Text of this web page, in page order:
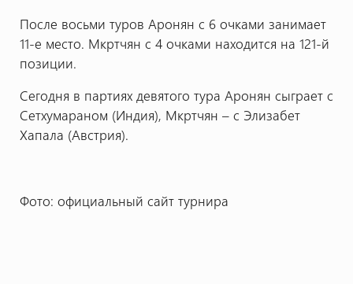
После восьми туров Аронян с 6 очками занимает
11-е место. Мкртчян с 4 очками находится на 121-й
позиции.
Сегодня в партиях девятого тура Аронян сыграет с
Сетхумараном (Индия), Мкртчян – с Элизабет
Хапала (Австрия).
Фото: официальный сайт турнира